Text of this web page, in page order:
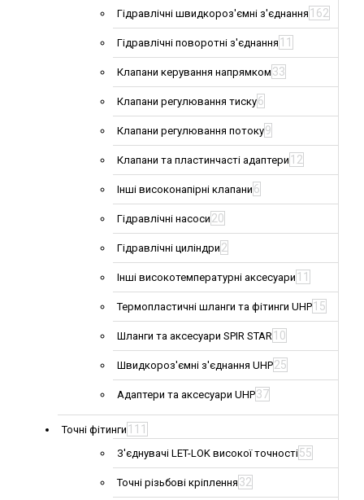
Гідравлічні швидкороз'ємні з'єднання 162
Гідравлічні поворотні з'єднання 11
Клапани керування напрямком 33
Клапани регулювання тиску6
Клапани регулювання потоку9
Клапани та пластинчасті адаптери 12
Інші високонапірні клапани 6
Гідравлічні насоси 20
Гідравлічні циліндри 2
Інші високотемпературні аксесуари 11
Термопластичні шланги та фітинги UHP 15
Шланги та аксесуари SPIR STAR 10
Швидкороз'ємні з'єднання UHP25
Адаптери та аксесуари UHP37
Точні фітинги 111
З'єднувачі LET-LOK високої точності55
Точні різьбові кріплення 32